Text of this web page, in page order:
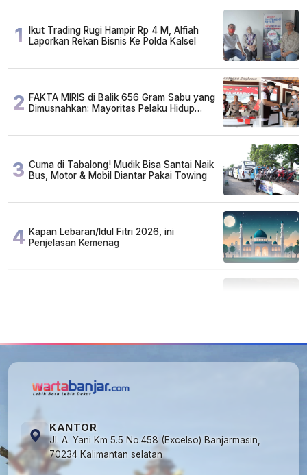
1
Ikut Trading Rugi Hampir Rp 4 M, Alfiah
Laporkan Rekan Bisnis Ke Polda Kalsel
2 FAKTA MIRIS di Balik 656 Gram Sabu yang
Dimusnahkan: Mayoritas Pelaku Hidup
3 Cuma di Tabalong! Mudik Bisa Santai Naik
Bus, Motor & Mobil Diantar Pakai Towing
4 Kapan Lebaran/Idul Fitri 2026, ini
Penjelasan Kemenag
KANTOR
Jl. A. Yani Km 5.5 No.458 (Excelso) Banjarmasin,
70234 Kalimantan selatan